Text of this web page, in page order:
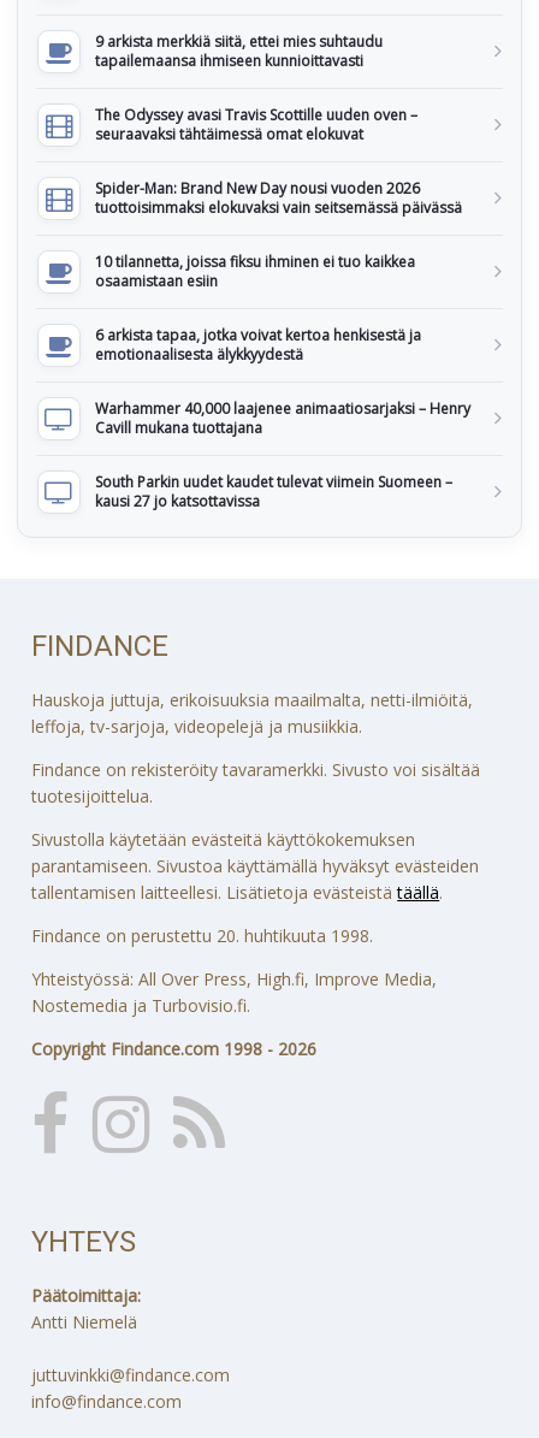
9 arkista merkkiä siitä, ettei mies suhtaudu
tapailemaansa ihmiseen kunnioittavasti
The Odyssey avasi Travis Scottille uuden oven –
seuraavaksi tähtäimessä omat elokuvat
Spider-Man: Brand New Day nousi vuoden 2026
tuottoisimmaksi elokuvaksi vain seitsemässä päivässä
10 tilannetta, joissa fiksu ihminen ei tuo kaikkea
osaamistaan esiin
6 arkista tapaa, jotka voivat kertoa henkisestä ja
emotionaalisesta älykkyydestä
Warhammer 40,000 laajenee animaatiosarjaksi – Henry
Cavill mukana tuottajana
South Parkin uudet kaudet tulevat viimein Suomeen –
kausi 27 jo katsottavissa
FINDANCE
Hauskoja juttuja, erikoisuuksia maailmalta, netti-ilmiöitä,
leffoja, tv-sarjoja, videopelejä ja musiikkia.
Findance on rekisteröity tavaramerkki. Sivusto voi sisältää
tuotesijoittelua.
Sivustolla käytetään evästeitä käyttökokemuksen
parantamiseen. Sivustoa käyttämällä hyväksyt evästeiden
tallentamisen laitteellesi. Lisätietoja evästeistätäällä.
Findance on perustettu 20. huhtikuuta 1998.
Yhteistyössä: All Over Press, High.fi, Improve Media,
Nostemedia ja Turbovisio.fi.
Copyright Findance.com 1998 - 2026
YHTEYS
Päätoimittaja:
Antti Niemelä
juttuvinkki@findance.com
info@findance.com